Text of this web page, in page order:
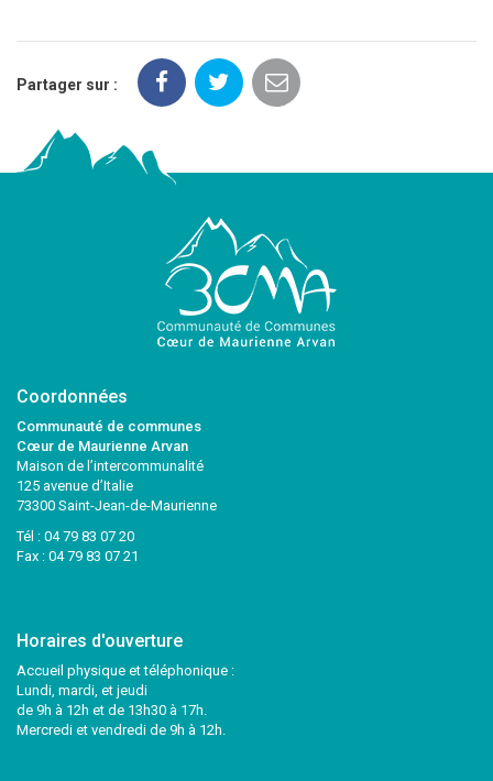
Partager sur :
Coordonnées
Communauté de communes
Cœur de Maurienne Arvan
Maison de l’intercommunalité
125 avenue d’Italie
73300 Saint-Jean-de-Maurienne
Tél : 04 79 83 07 20
Fax : 04 79 83 07 21
Horaires d'ouverture
Accueil physique et téléphonique :
Lundi, mardi, et jeudi
de 9h à 12h et de 13h30 à 17h.
Mercredi et vendredi de 9h à 12h.